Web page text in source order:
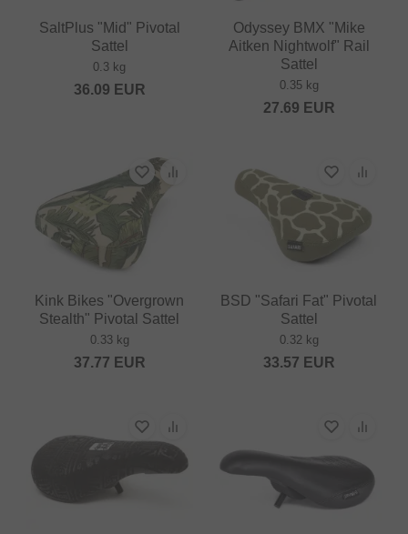
SaltPlus "Mid" Pivotal
Sattel
0.3 kg
36.09 EUR
Odyssey BMX "Mike
Aitken Nightwolf" Rail
Sattel
0.35 kg
27.69 EUR
Kink Bikes "Overgrown
Stealth" Pivotal Sattel
0.33 kg
37.77 EUR
BSD "Safari Fat" Pivotal
Sattel
0.32 kg
33.57 EUR